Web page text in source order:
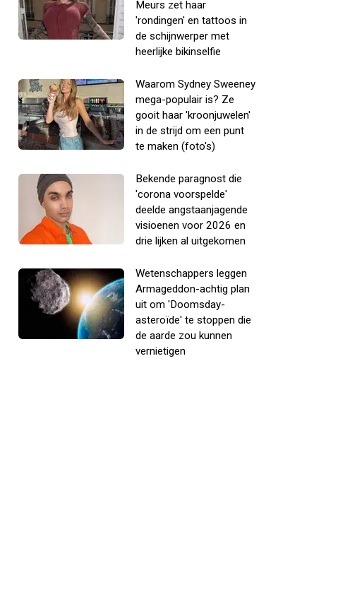
Meurs zet haar
'rondingen' en tattoos in
de schijnwerper met
heerlijke bikinselfie
Waarom Sydney Sweeney
mega-populair is? Ze
gooit haar 'kroonjuwelen'
in de strijd om een punt
te maken (foto's)
Bekende paragnost die
'corona voorspelde'
deelde angstaanjagende
visioenen voor 2026 en
drie lijken al uitgekomen
Wetenschappers leggen
Armageddon-achtig plan
uit om 'Doomsday-
asteroïde' te stoppen die
de aarde zou kunnen
vernietigen